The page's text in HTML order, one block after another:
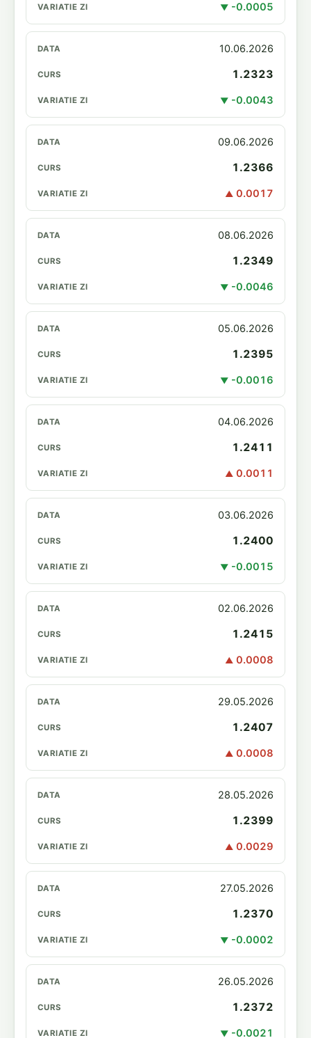
▼ -0.0005
10.06.2026
1.2323
▼ -0.0043
09.06.2026
1.2366
▲ 0.0017
08.06.2026
1.2349
▼ -0.0046
05.06.2026
1.2395
▼ -0.0016
04.06.2026
1.2411
▲ 0.0011
03.06.2026
1.2400
▼ -0.0015
02.06.2026
1.2415
▲ 0.0008
29.05.2026
1.2407
▲ 0.0008
28.05.2026
1.2399
▲ 0.0029
27.05.2026
1.2370
▼ -0.0002
26.05.2026
1.2372
▼ -0.0021